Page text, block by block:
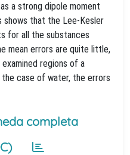
a strong dipole moment
shows that the Lee-Kesler
for all the substances
mean errors are quite little,
regions of a
the case of water, the errors
completa